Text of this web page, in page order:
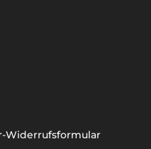
Widerrufsformular